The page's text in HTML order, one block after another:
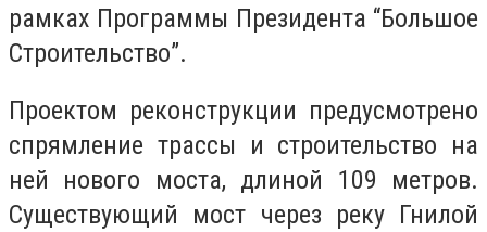
рамках Программы Президента “Большое
Строительство”.
Проектом реконструкции предусмотрено
спрямление трассы и строительство на
ней нового моста, длиной 109 метров.
Существующий мост через реку Гнилой